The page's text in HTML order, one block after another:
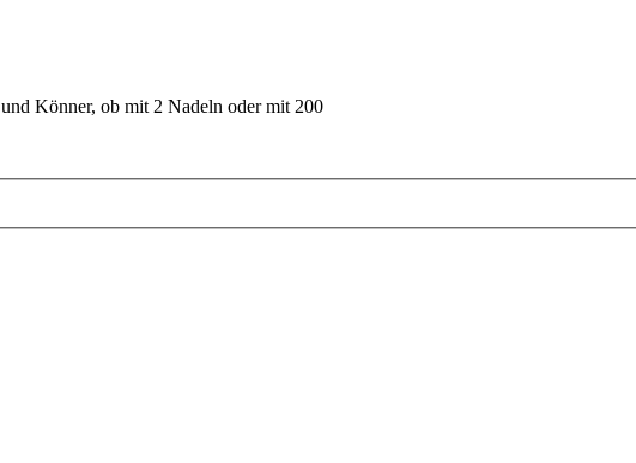
Könner, ob mit 2 Nadeln oder mit 200